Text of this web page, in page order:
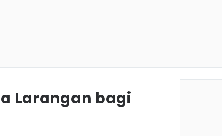
Larangan bagi